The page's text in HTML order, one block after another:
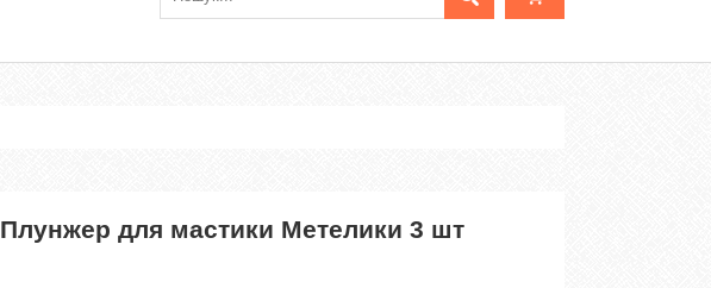
Плунжер для мастики Метелики 3 шт